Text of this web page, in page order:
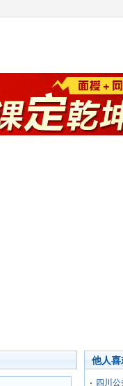
他人
四川